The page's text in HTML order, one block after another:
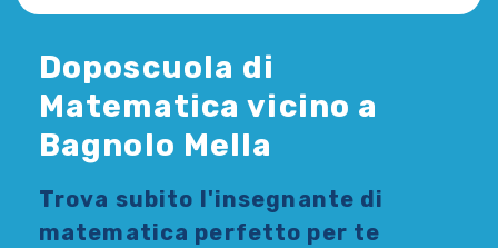
Doposcuola di
Matematica vicino a
Bagnolo Mella
Trova subito l'insegnante di
matematica perfetto per te